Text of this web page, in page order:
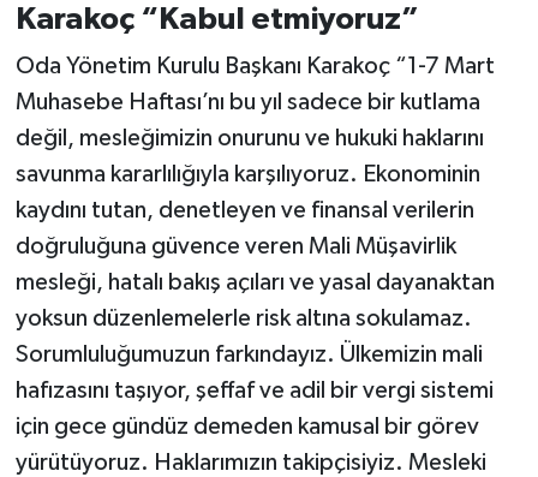
Karakoç “Kabul etmiyoruz”
Oda Yönetim Kurulu Başkanı Karakoç “1-7 Mart
Muhasebe Haftası’nı bu yıl sadece bir kutlama
değil, mesleğimizin onurunu ve hukuki haklarını
savunma kararlılığıyla karşılıyoruz. Ekonominin
kaydını tutan, denetleyen ve finansal verilerin
doğruluğuna güvence veren Mali Müşavirlik
mesleği, hatalı bakış açıları ve yasal dayanaktan
yoksun düzenlemelerle risk altına sokulamaz.
Sorumluluğumuzun farkındayız. Ülkemizin mali
hafızasını taşıyor, şeffaf ve adil bir vergi sistemi
için gece gündüz demeden kamusal bir görev
yürütüyoruz. Haklarımızın takipçisiyiz. Mesleki